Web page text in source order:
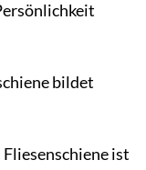
bildet
ist